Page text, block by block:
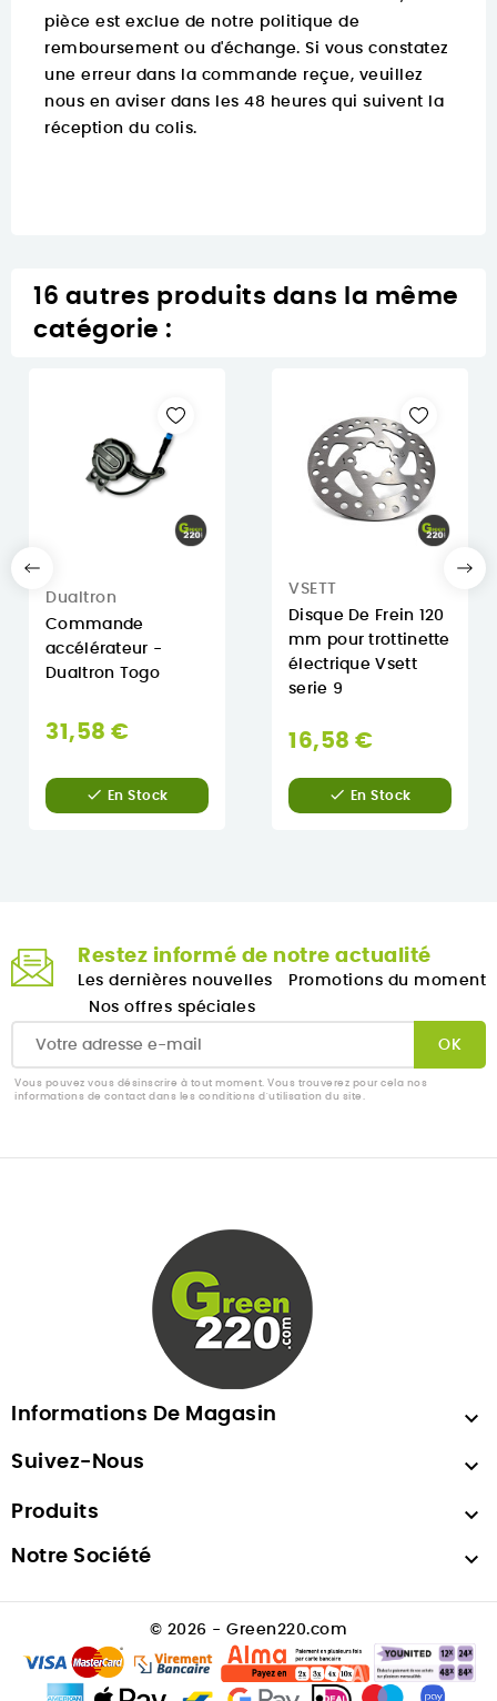
pièce est exclue de notre politique de
remboursement ou d'échange. Si vous constatez
une erreur dans la commande reçue, veuillez
nous en aviser dans les 48 heures qui suivent la
réception du colis.
16 autres produits dans la même
catégorie :
Dualtron
Commande
accélérateur -
Dualtron Togo
31,58 €
 En Stock
VSETT
Disque De Frein 120
mm pour trottinette
électrique Vsett
serie 9
16,58 €
 En Stock
Restez informé de notre actualité
Les dernières nouvelles
Promotions du moment
Nos offres spéciales
Vous pouvez vous désinscrire à tout moment. Vous trouverez pour cela nos
informations de contact dans les conditions d'utilisation du site.
Informations De Magasin 
Suivez-Nous 
Produits 
Notre Société 
© 2026 - Green220.com